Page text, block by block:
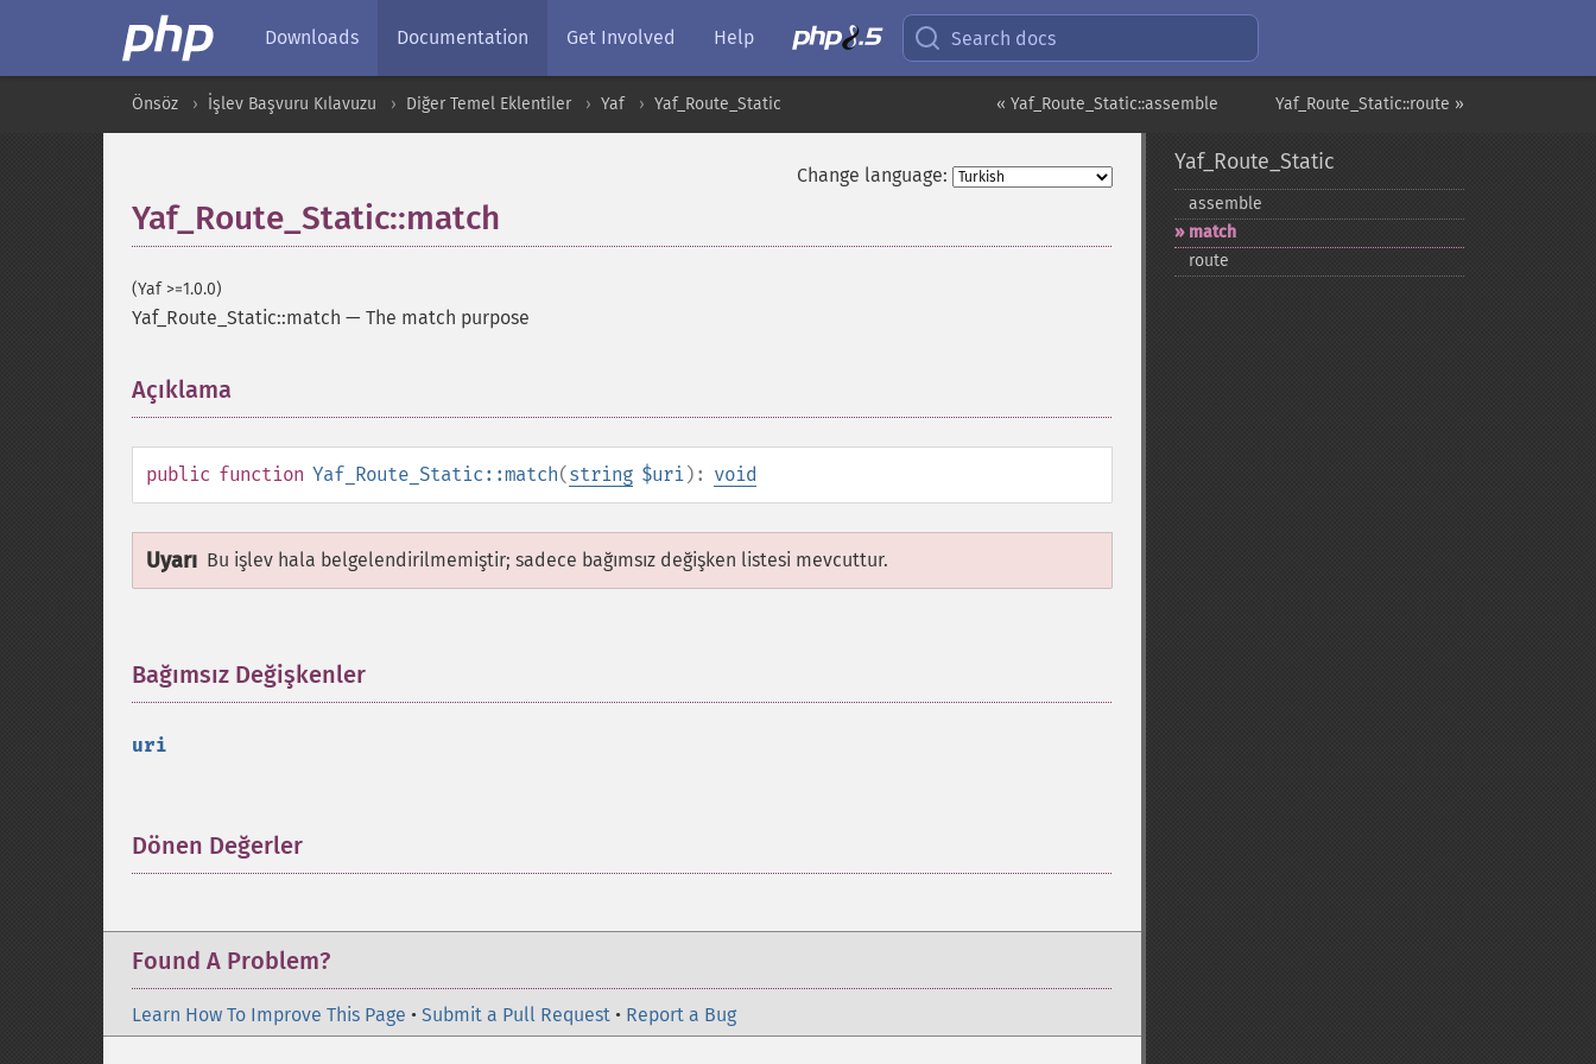
Downloads Documentation Get Involved Help Search docs
Yaf_Route_Static::route »
« Yaf_Route_Static::assemble
Önsöz İşlev Başvuru Kılavuzu Diğer Temel Eklentiler Yaf Yaf_Route_Static
Change language:
Yaf_Route_Static::match
(Yaf >=1.0.0)
Yaf_Route_Static::match — The match purpose
Açıklama
public function Yaf_Route_Static::match(string $uri): void
Uyarı Bu işlev hala belgelendirilmemiştir; sadece bağımsız değişken listesi mevcuttur.
Bağımsız Değişkenler
uri
Dönen Değerler
Found A Problem?
Learn How To Improve This Page • Submit a Pull Request • Report a Bug
Yaf_Route_Static
assemble
match
route